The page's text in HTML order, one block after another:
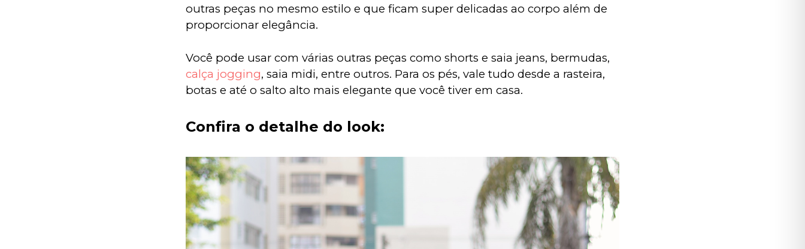
outras peças no mesmo estilo e que ficam super delicadas ao corpo além de
proporcionar elegância.
Você pode usar com várias outras peças como shorts e saia jeans, bermudas,
calça jogging, saia midi, entre outros. Para os pés, vale tudo desde a rasteira,
botas e até o salto alto mais elegante que você tiver em casa.
Confira o detalhe do look: